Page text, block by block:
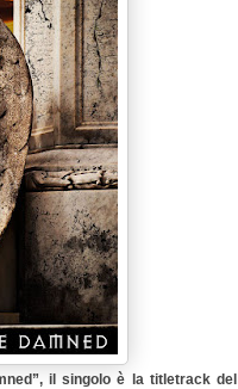
”, il singolo è la titletrack del